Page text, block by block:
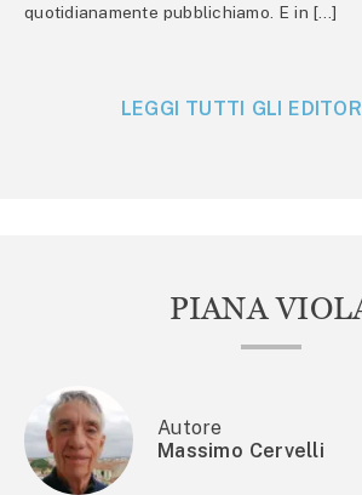
quotidianamente pubblichiamo. E in […]
LEGGI TUTTI GLI
PIANA
Autore
Massimo Cervelli